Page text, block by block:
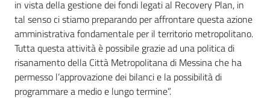
in vista della gestione dei fondi legati al Recovery Plan, in
tal senso ci stiamo preparando per affrontare questa azione
amministrativa fondamentale per il territorio metropolitano.
Tutta questa attività è possibile grazie ad una politica di
risanamento della Città Metropolitana di Messina che ha
permesso l’approvazione dei bilanci e la possibilità di
programmare a medio e lungo termine”.